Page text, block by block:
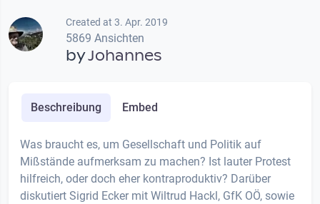
Created at 3. Apr. 2019
5869 Ansichten
byJohannes
Beschreibung Embed
Was braucht es, um Gesellschaft und Politik auf
Mißstände aufmerksam zu machen? Ist lauter Protest
hilfreich, oder doch eher kontraproduktiv? Darüber
diskutiert Sigrid Ecker mit Wiltrud Hackl, GfK OÖ, sowie